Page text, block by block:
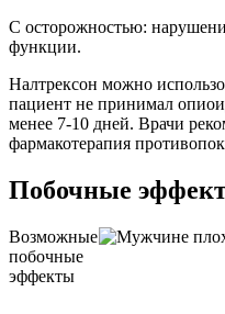
С осторожностью:
функции.
Налтрексон можно
пациент не принимал
менее 7-10 дней. Врачи
фармакотерапия
Побочные
Возможные
побочные
эффекты